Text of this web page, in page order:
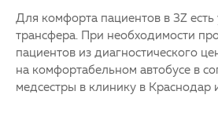
Для комфорта пациентов в 3Z есть
трансфера. При необходимости
пациентов из диагностического
на комфортабельном автобусе в
медсестры в клинику в Краснодар